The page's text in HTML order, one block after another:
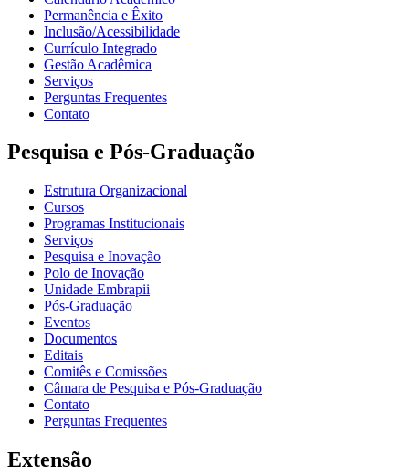
Permanência e Êxito
Inclusão/Acessibilidade
Currículo Integrado
Gestão Acadêmica
Serviços
Perguntas Frequentes
Contato
Pesquisa e Pós-Graduação
Estrutura Organizacional
Cursos
Programas Institucionais
Serviços
Pesquisa e Inovação
Polo de Inovação
Unidade Embrapii
Pós-Graduação
Eventos
Documentos
Editais
Comitês e Comissões
Câmara de Pesquisa e Pós-Graduação
Contato
Perguntas Frequentes
Extensão